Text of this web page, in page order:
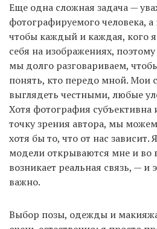
Еще одна сложная задача —
фотографируемого человека,
чтобы каждый и каждая, кого
себя на изображениях,
мы долго разговариваем,
понять, кто передо мной.
выглядеть честными, любые
Хотя фотография субъективна
точку зрения автора, мы
хотя бы то, что от нас
модели открываются мне и во
возникает реальная связь, — и
важно.
Выбор позы, одежды и